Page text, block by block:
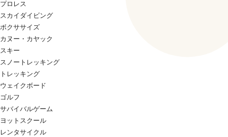
プロレス
スカイダイビング
ボクササイズ
カヌー・カヤック
スキー
スノートレッキング
トレッキング
ウェイクボード
ゴルフ
サバイバルゲーム
ヨットスクール
レンタサイクル